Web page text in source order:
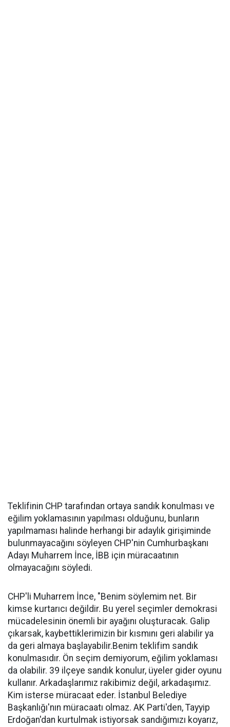
Teklifinin CHP tarafından ortaya sandık konulması ve
eğilim yoklamasının yapılması olduğunu, bunların
yapılmaması halinde herhangi bir adaylık girişiminde
bulunmayacağını söyleyen CHP'nin Cumhurbaşkanı
Adayı Muharrem İnce, İBB için müracaatının
olmayacağını söyledi.
CHP'li Muharrem İnce, "Benim söylemim net. Bir
kimse kurtarıcı değildir. Bu yerel seçimler demokrasi
mücadelesinin önemli bir ayağını oluşturacak. Galip
çıkarsak, kaybettiklerimizin bir kısmını geri alabilir ya
da geri almaya başlayabilir.Benim teklifim sandık
konulmasıdır. Ön seçim demiyorum, eğilim yoklaması
da olabilir. 39 ilçeye sandık konulur, üyeler gider oyunu
kullanır. Arkadaşlarımız rakibimiz değil, arkadaşımız.
Kim isterse müracaat eder. İstanbul Belediye
Başkanlığı'nın müracaatı olmaz. AK Parti'den, Tayyip
Erdoğan'dan kurtulmak istiyorsak sandığımızı koyarız,